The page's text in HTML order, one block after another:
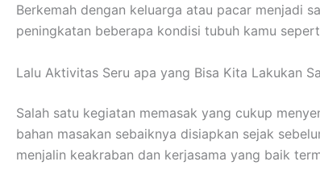
Berkemah dengan keluarga atau pacar menjadi
peningkatan beberapa kondisi tubuh kamu
Lalu Aktivitas Seru apa yang Bisa Kita Lakukan
Salah satu kegiatan memasak yang cukup
bahan masakan sebaiknya disiapkan sejak
menjalin keakraban dan kerjasama yang baik